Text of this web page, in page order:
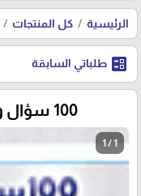
الرئيسية كل المنتجات
ballot طلباتي السابقة
100 سؤال وجواب في إدارة الأعمال
1 / 1